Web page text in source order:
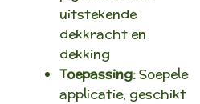
uitstekende
dekkracht en
dekking
Toepassing:Soepele
applicatie, geschikt